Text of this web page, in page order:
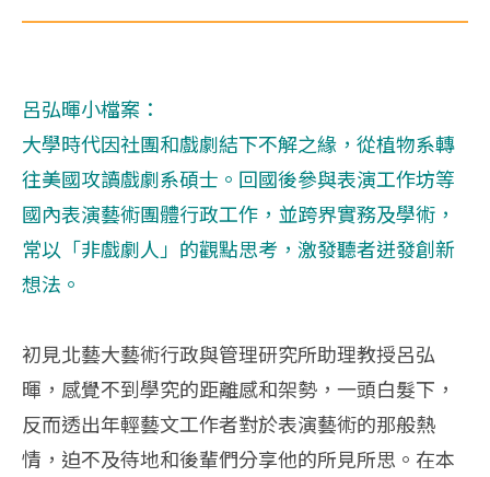
呂弘暉小檔案：
大學時代因社團和戲劇結下不解之緣，從植物系轉
往美國攻讀戲劇系碩士。回國後參與表演工作坊等
國內表演藝術團體行政工作，並跨界實務及學術，
常以「非戲劇人」的觀點思考，激發聽者迸發創新
想法。
初見北藝大藝術行政與管理研究所助理教授呂弘
暉，感覺不到學究的距離感和架勢，一頭白髮下，
反而透出年輕藝文工作者對於表演藝術的那般熱
情，迫不及待地和後輩們分享他的所見所思。在本